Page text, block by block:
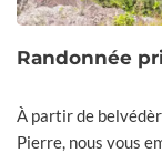
Randonnée
À partir de
Pierre, nous vous